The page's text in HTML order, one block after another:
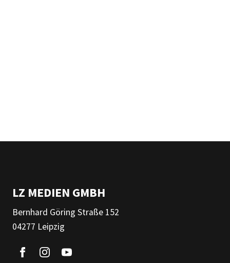
LZ MEDIEN GMBH
Bernhard Göring Straße 152
04277 Leipzig